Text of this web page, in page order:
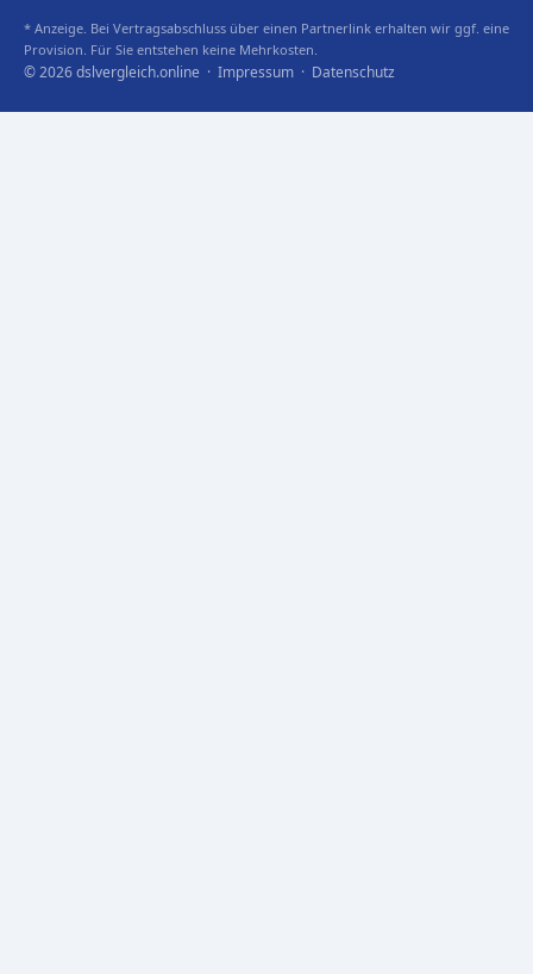
* Anzeige. Bei Vertragsabschluss über einen Partnerlink erhalten wir ggf. eine
Provision. Für Sie entstehen keine Mehrkosten.
© 2026 dslvergleich.online · Impressum · Datenschutz